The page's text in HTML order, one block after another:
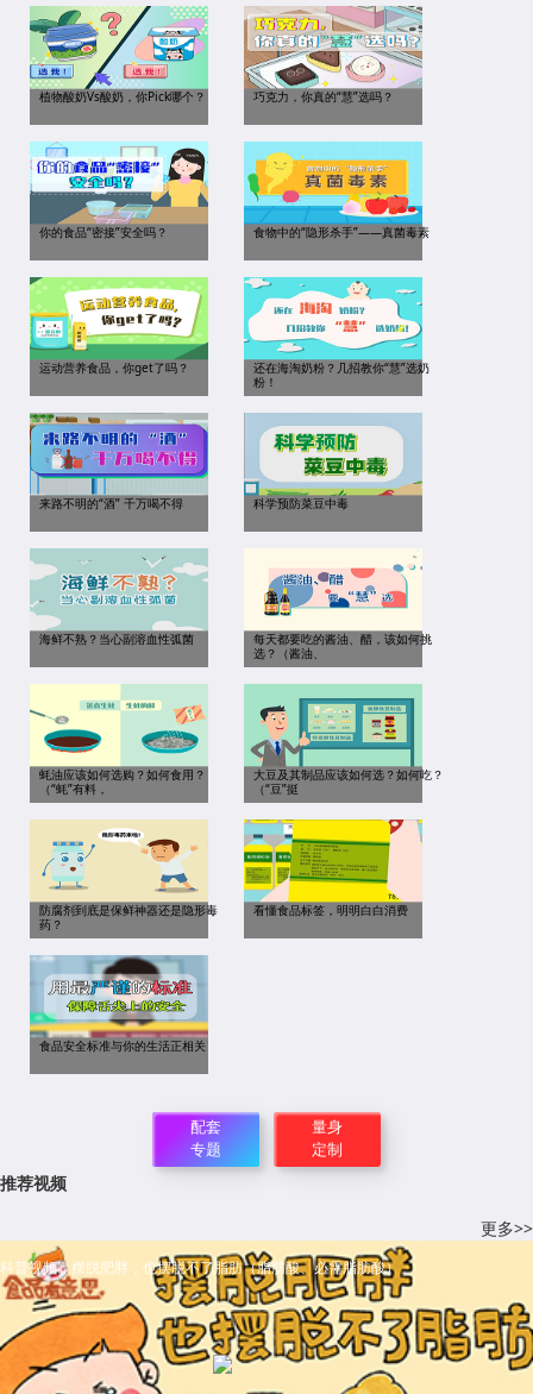
植物酸奶Vs酸奶，你Pick哪个？ 巧克力，你真的“慧”选吗？
你的食品“密接”安全吗？ 食物中的“隐形杀手”——真菌毒素
运动营养食品，你get了吗？
还在海淘奶粉？几招教你“慧”选奶
粉！
来路不明的“酒” 千万喝不得 科学预防菜豆中毒
海鲜不熟？当心副溶血性弧菌
每天都要吃的酱油、醋，该如何挑
选？（酱油、
蚝油应该如何选购？如何食用？
（“蚝”有料，
大豆及其制品应该如何选？如何吃？
（“豆”挺
防腐剂到底是保鲜神器还是隐形毒
药？
看懂食品标签，明明白白消费
食品安全标准与你的生活正相关
配套
专题
量身
定制
推荐视频
更多>>
科普视频：摆脱肥胖，也摆脱不了脂肪（脂肪酸、必需脂肪酸）